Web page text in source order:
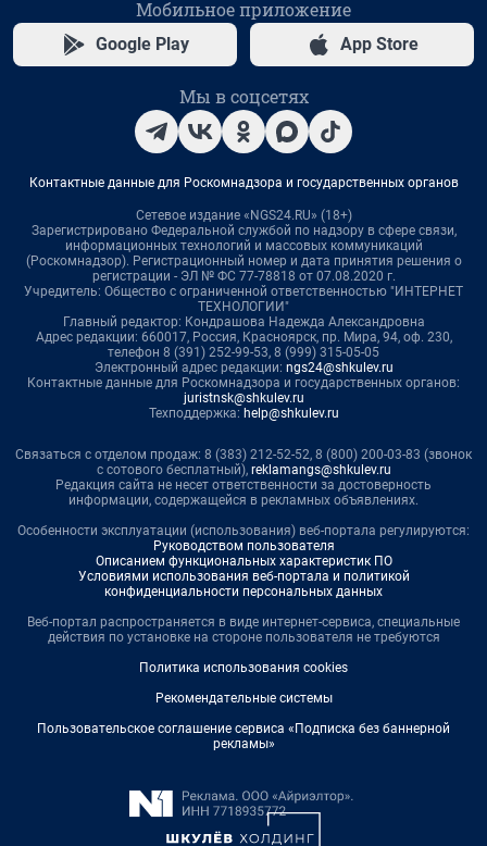
Мобильное приложение
Google Play App Store
Мы в соцсетях
Контактные данные для Роскомнадзора и государственных органов
Сетевое издание «NGS24.RU» (18+)
Зарегистрировано Федеральной службой по надзору в сфере связи,
информационных технологий и массовых коммуникаций
(Роскомнадзор). Регистрационный номер и дата принятия решения о
регистрации - ЭЛ № ФС 77-78818 от 07.08.2020 г.
Учредитель: Общество с ограниченной ответственностью "ИНТЕРНЕТ
ТЕХНОЛОГИИ"
Главный редактор: Кондрашова Надежда Александровна
Адрес редакции: 660017, Россия, Красноярск, пр. Мира, 94, оф. 230,
телефон 8 (391) 252-99-53, 8 (999) 315-05-05
Электронный адрес редакции: ngs24@shkulev.ru
Контактные данные для Роскомнадзора и государственных органов:
juristnsk@shkulev.ru
Техподдержка: help@shkulev.ru
Связаться с отделом продаж: 8 (383) 212-52-52, 8 (800) 200-03-83 (звонок
с сотового бесплатный), reklamangs@shkulev.ru
Редакция сайта не несет ответственности за достоверность
информации, содержащейся в рекламных объявлениях.
Особенности эксплуатации (использования) веб-портала регулируются:
Руководством пользователя
Описанием функциональных характеристик ПО
Условиями использования веб-портала и политикой
конфиденциальности персональных данных
Веб-портал распространяется в виде интернет-сервиса, специальные
действия по установке на стороне пользователя не требуются
Политика использования cookies
Рекомендательные системы
Пользовательское соглашение сервиса «Подписка без баннерной
рекламы»